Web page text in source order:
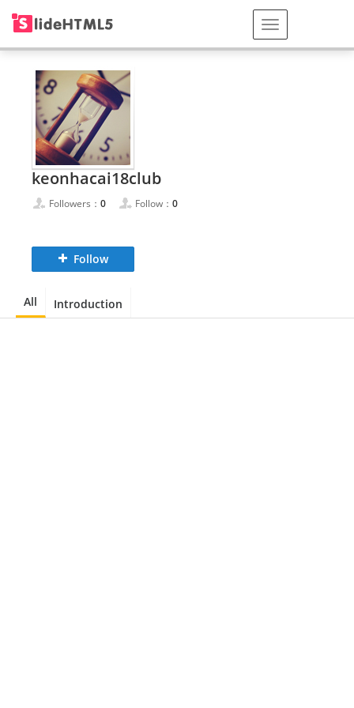
keonhacai18club
Followers： 0 Follow： 0
Follow
All Introduction